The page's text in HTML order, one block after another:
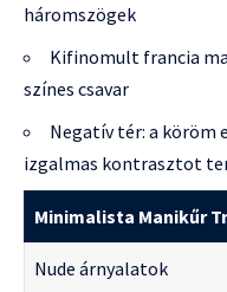
háromszögek
Kifinomult francia
színes csavar
Negatív tér: a köröm
izgalmas kontrasztot
Minimalista Manikűr
Nude árnyalatok